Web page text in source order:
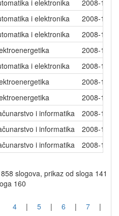
i elektronika
2008-12-
i elektronika
2008-12-
i elektronika
2008-12-
2008-12-
i elektronika
2008-12-
2008-12-
2008-12-
i informatika
2008-12-
i informatika
2008-12-
i informatika 2008-12-
slogova, prikaz od sloga 141
160
4 | 5 | 6 | 7 |